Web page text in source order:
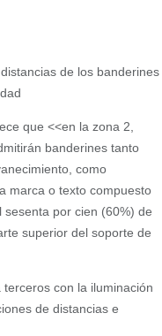
de los banderines
que <<en la zona 2,
banderines tanto
como
marca o texto compuesto
por cien (60%) de
superior del soporte de
con la iluminación
de distancias e